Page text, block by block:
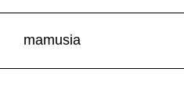
mamusia